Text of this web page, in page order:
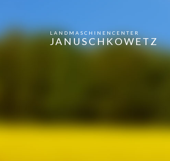
LANDMASCHINENCENTER
JANUSCHKOWETZ